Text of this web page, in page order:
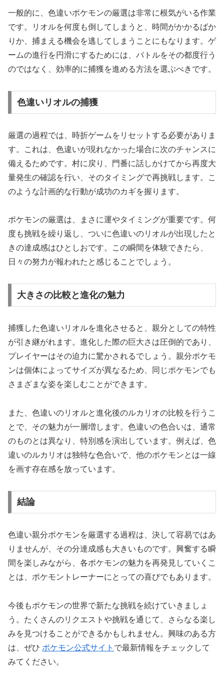
一般的に、色違いポケモンの厳選は非常に根気がいる作業
です。リオルを何度も倒してしまうと、時間がかかるばか
りか、捕まえる機会を逃してしまうことにもなります。ゲ
ームの進行を円滑にするためには、バトルをその都度行う
のではなく、効率的に捕獲を進める方法を選ぶべきです。
色違いリオルの捕獲
厳選の過程では、時折ゲームをリセットする必要がありま
す。これは、色違いが現れなかった場合に次のチャンスに
備えるためです。村に戻り、門番に話しかけてから再度大
量発生の確認を行い、そのタイミングで再挑戦します。こ
のような計画的な行動が成功のカギを握ります。
ポケモンの厳選は、まさに運やタイミングが重要です。何
度も挑戦を繰り返し、ついに色違いのリオルが出現したと
きの達成感はひとしおです。この瞬間を体験できたら、
日々の努力が報われたと感じることでしょう。
大きさの比較と進化の魅力
捕獲した色違いリオルを進化させると、親分としての特性
が引き継がれます。進化した際の巨大さは圧倒的であり、
プレイヤーはその迫力に驚かされるでしょう。親分ポケモ
ンは個体によってサイズが異なるため、同じポケモンでも
さまざまな姿を楽しむことができます。
また、色違いのリオルと進化後のルカリオの比較を行うこ
とで、その魅力が一層増します。色違いの色合いは、通常
のものとは異なり、特別感を演出しています。例えば、色
違いのルカリオは独特な色合いで、他のポケモンとは一線
を画す存在感を放っています。
結論
色違い親分ポケモンを厳選する過程は、決して容易ではあ
りませんが、その分達成感も大きいものです。興奮する瞬
間を楽しみながら、各ポケモンの魅力を再発見していくこ
とは、ポケモントレーナーにとっての喜びでもあります。
今後もポケモンの世界で新たな挑戦を続けていきましょ
う。たくさんのリクエストや挑戦を通じて、さらなる楽し
みを見つけることができるかもしれません。興味のある方
は、ぜひ ポケモン公式サイト で最新情報をチェックして
みてください。